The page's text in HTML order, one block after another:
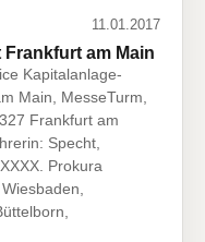
11.01.2017
Frankfurt am Main
Kapitalanlage-
Main, MesseTurm,
Frankfurt am
Specht,
Prokura